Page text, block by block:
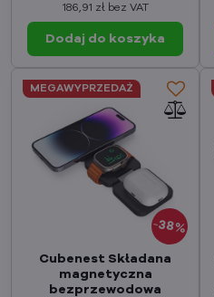
186,91 zł bez VAT
Dodaj do koszyka
38%
MEGAWYPRZEDAŻ
Cubenest Składana
magnetyczna
bezprzewodowa